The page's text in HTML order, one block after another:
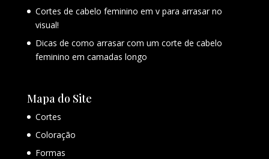
Cortes de cabelo feminino em v para arrasar no
visual!
Dicas de como arrasar com um corte de cabelo
feminino em camadas longo
Mapa do Site
Cortes
Coloração
Formas